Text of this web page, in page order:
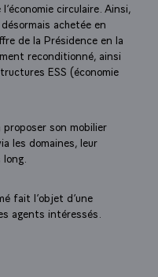
circulaire. Ainsi,
achetée en
de la Présidence en la
reconditionné, ainsi
ESS (économie
proposer son mobilier
les domaines, leur
fait l’objet d’une
agents intéressés.